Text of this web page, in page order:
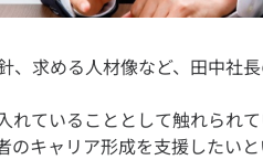
、求める人材像など、田中社
れていることとして触れられ
のキャリア形成を支援したい